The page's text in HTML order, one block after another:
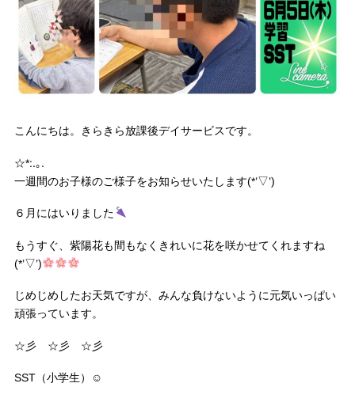
こんにちは。きらきら放課後デイサービスです。
☆*:.｡.
一週間のお子様のご様子をお知らせいたします(*’▽’)
６月にはいりました
もうすぐ、紫陽花も間もなくきれいに花を咲かせてくれますね
(*’▽’)
じめじめしたお天気ですが、みんな負けないように元気いっぱい
頑張っています。
☆彡 ☆彡 ☆彡
SST（小学生）☺